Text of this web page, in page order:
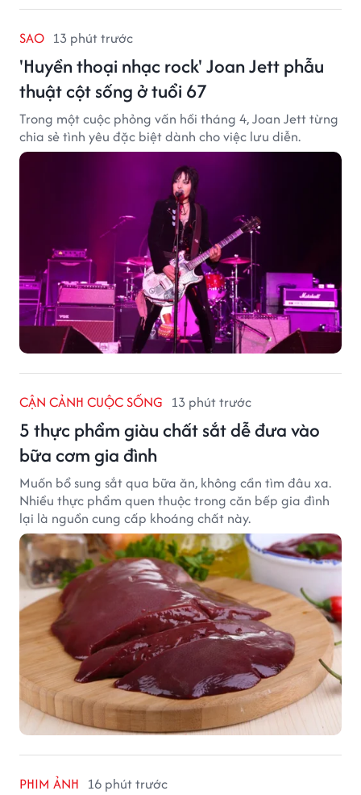
SAO 13 phút trước
'Huyền thoại nhạc rock' Joan Jett phẫu
thuật cột sống ở tuổi 67
Trong một cuộc phỏng vấn hồi tháng 4, Joan Jett từng
chia sẻ tình yêu đặc biệt dành cho việc lưu diễn.
CẬN CẢNH CUỘC SỐNG 13 phút trước
5 thực phẩm giàu chất sắt dễ đưa vào
bữa cơm gia đình
Muốn bổ sung sắt qua bữa ăn, không cần tìm đâu xa.
Nhiều thực phẩm quen thuộc trong căn bếp gia đình
lại là nguồn cung cấp khoáng chất này.
PHIM ẢNH 16 phút trước